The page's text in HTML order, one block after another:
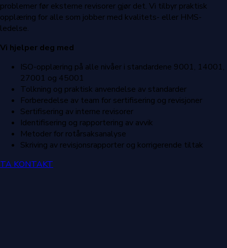
problemer før eksterne revisorer gjør det. Vi tilbyr praktisk
opplæring for alle som jobber med kvalitets- eller HMS-
ledelse.
Vi hjelper deg med
ISO-opplæring på alle nivåer i standardene 9001, 14001,
27001 og 45001
Tolkning og praktisk anvendelse av standarder
Forberedelse av team for sertifisering og revisjoner
Sertifisering av interne revisorer
Identifisering og rapportering av avvik
Metoder for rotårsaksanalyse
Skriving av revisjonsrapporter og korrigerende tiltak
TA KONTAKT